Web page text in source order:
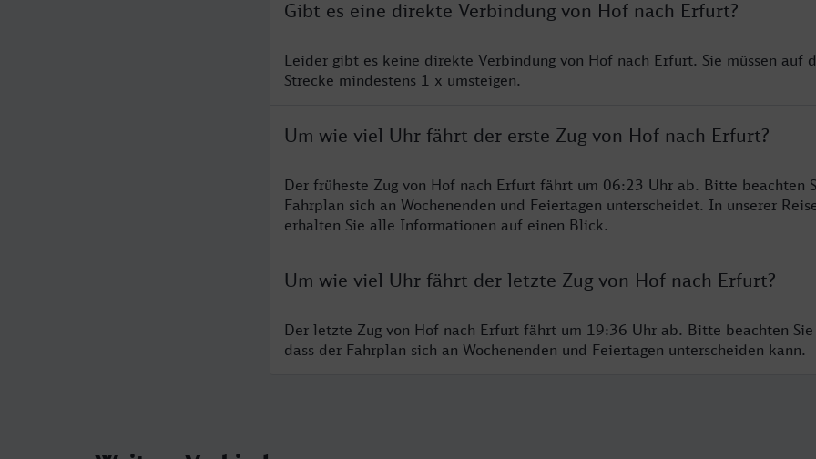
Gibt es eine direkte Verbindung von Hof nach Erfurt?
Leider gibt es keine direkte Verbindung von Hof nach Erfurt. Sie müssen auf
Strecke mindestens 1 x umsteigen.
Um wie viel Uhr fährt der erste Zug von Hof nach Erfurt?
Der früheste Zug von Hof nach Erfurt fährt um 06:23 Uhr ab. Bitte beachten
Fahrplan sich an Wochenenden und Feiertagen unterscheidet. In unserer
erhalten Sie alle Informationen auf einen Blick.
Um wie viel Uhr fährt der letzte Zug von Hof nach Erfurt?
Der letzte Zug von Hof nach Erfurt fährt um 19:36 Uhr ab. Bitte beachten Sie
dass der Fahrplan sich an Wochenenden und Feiertagen unterscheiden kann.